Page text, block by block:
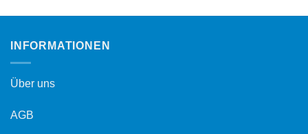
INFORMATIONEN
Über uns
AGB